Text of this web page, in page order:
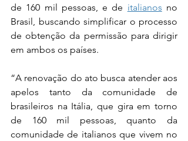
de 160 mil pessoas, e de italianos no
Brasil, buscando simplificar o processo
de obtenção da permissão para dirigir
em ambos os países.
“A renovação do ato busca atender aos
apelos tanto da comunidade de
brasileiros na Itália, que gira em torno
de 160 mil pessoas, quanto da
comunidade de italianos que vivem no